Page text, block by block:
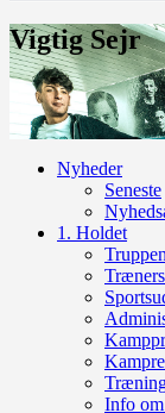
Vigtig Sejr
Nyheder
Seneste
1. Holdet
Truppen
Info